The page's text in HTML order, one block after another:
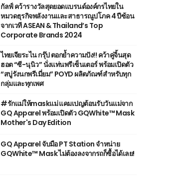
กัลฟ์ คว้ารางวัลสุดยอดแบรนด์องค์กรไทยใน
หมวดธุรกิจพลังงานและสาธารณูปโภค 4 ปีซ้อน
จากเวที ASEAN & Thailand’s Top
Corporate Brands 2024
ไทยเจียระไน กรุ๊ป ตอกย้ำความปัง!! คว้าคู่จิ้นสุด
ฮอต “ซี-นุนิว” นั่งแท่นพรีเซ็นเตอร์ พร้อมเปิดตัว
“สบู่รังนกพรีเมี่ยม” POYD ผลิตภัณฑ์สำหรับทุก
กลุ่มและทุกเพศ
#รักแม่ให้maskแม่ แคมเปญต้อนรับวันแม่จาก
GQ Apparel พร้อมเปิดตัว GQWhite™ Mask
Mother's Day Edition
GQ Apparel จับมือ PT Station จำหน่าย
GQWhite™ Mask ไม่ต้องลงจากรถก็ซื้อได้เลย!